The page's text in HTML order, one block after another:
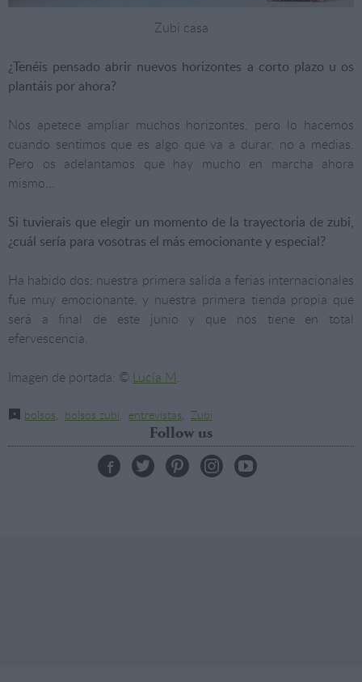
Zubi casa
¿Tenéis pensado abrir nuevos horizontes a corto plazo u os
plantáis por ahora?
Nos apetece ampliar muchos horizontes, pero lo hacemos
cuando sentimos que es algo que va a durar, no a medias.
Pero os adelantamos que hay mucho en marcha ahora
mismo…
Si tuvierais que elegir un momento de la trayectoria de zubi,
¿cuál sería para vosotras el más emocionante y especial?
Ha habido dos: nuestra primera salida a ferias internacionales
fue muy emocionante, y nuestra primera tienda propia que
será a final de este junio y que nos tiene en total
efervescencia.
Imagen de portada: © Lucía M.
bolsos, bolsos zubi, entrevistas, Zubi
Follow us